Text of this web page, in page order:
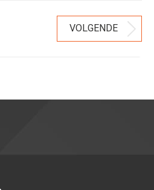
VOLGENDE Volgend
bericht